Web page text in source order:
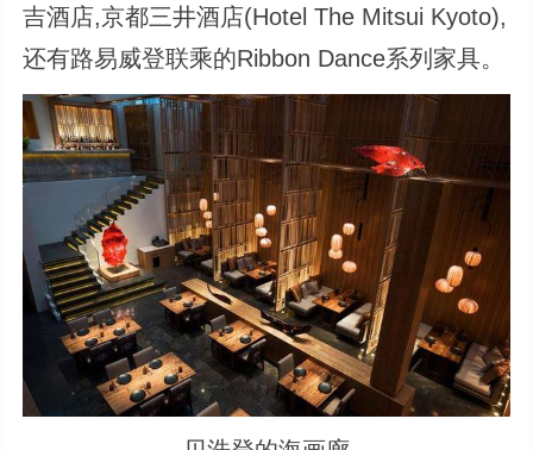
吉酒店,京都三井酒店(Hotel The Mitsui Kyoto),
还有路易威登联乘的Ribbon Dance系列家具。